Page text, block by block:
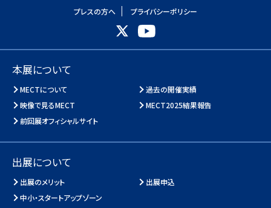
プレスの方へ プライバシーポリシー
本展について
MECTについて
過去の開催実績
映像で見るMECT
MECT2025結果報告
前回展オフィシャルサイト
出展について
出展のメリット
出展申込
中小・スタートアップゾーン